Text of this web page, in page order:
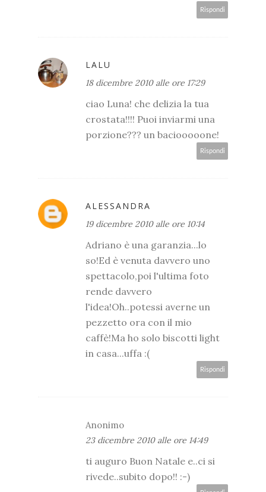
Rispondi
LALU
18 dicembre 2010 alle ore 17:29
ciao Luna! che delizia la tua
crostata!!!! Puoi inviarmi una
porzione??? un baciooooone!
Rispondi
ALESSANDRA
19 dicembre 2010 alle ore 10:14
Adriano è una garanzia...lo
so!Ed è venuta davvero uno
spettacolo,poi l'ultima foto
rende davvero
l'idea!Oh..potessi averne un
pezzetto ora con il mio
caffè!Ma ho solo biscotti light
in casa...uffa :(
Rispondi
Anonimo
23 dicembre 2010 alle ore 14:49
ti auguro Buon Natale e..ci si
rivede..subito dopo!! :-)